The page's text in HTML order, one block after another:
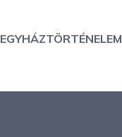
EGYHÁZTÖRTÉNELEM